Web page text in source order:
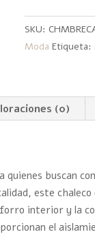
Marino
cantidad
SKU:
Moda Etiqueta:
(0)
quienes buscan
este
interior y la
el